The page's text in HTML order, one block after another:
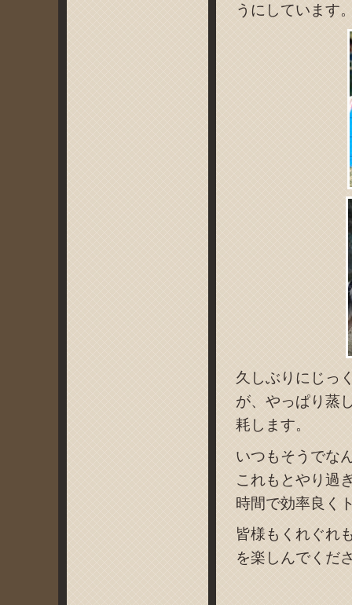
うにしています
久しぶりにじっ
が、やっぱり蒸
耗します。
いつもそうでな
これもとやり過
時間で効率良く
皆様もくれぐれ
を楽しんでくだ